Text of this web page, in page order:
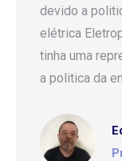
devido a
elétrica
tinha uma
a politica da